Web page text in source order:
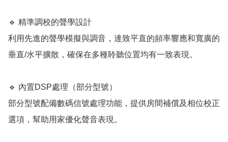
🔹 精準調校的聲學設計
利用先進的聲學模擬與調音，達致平直的頻率響應和寬廣的
垂直/水平擴散，確保在多種聆聽位置均有一致表現。
🔹 內置DSP處理（部分型號）
部分型號配備數碼信號處理功能，提供房間補償及相位校正
選項，幫助用家優化聲音表現。